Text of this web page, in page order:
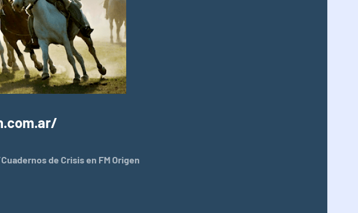
de Crisis en FM Origen